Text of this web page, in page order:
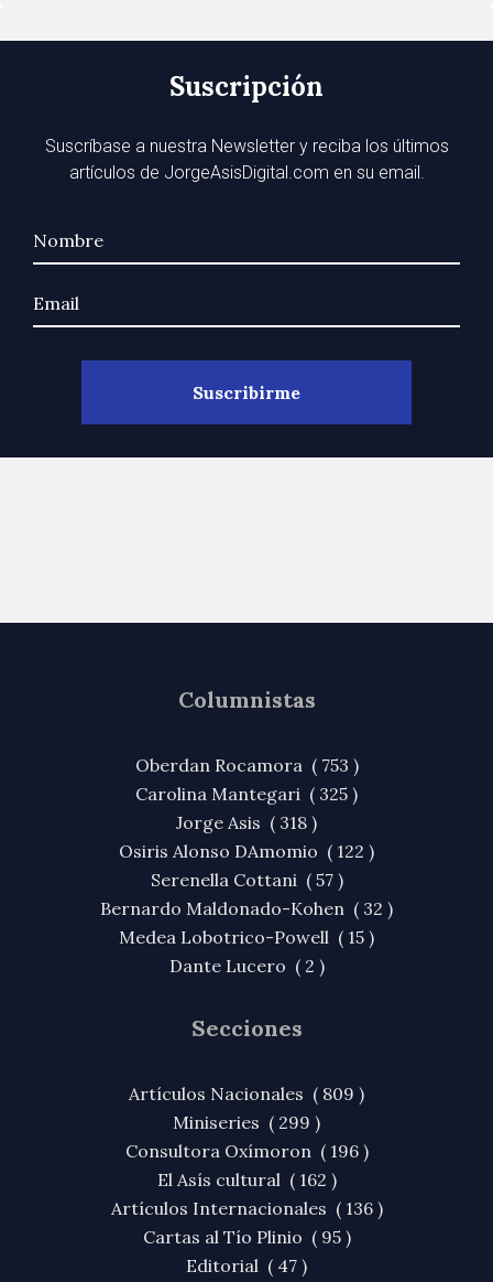
Suscripción
Suscríbase a nuestra Newsletter y reciba los últimos
artículos de JorgeAsisDigital.com en su email.
Columnistas
Oberdan Rocamora ( 753 )
Carolina Mantegari ( 325 )
Jorge Asis ( 318 )
Osiris Alonso DAmomio ( 122 )
Serenella Cottani ( 57 )
Bernardo Maldonado-Kohen ( 32 )
Medea Lobotrico-Powell ( 15 )
Dante Lucero ( 2 )
Secciones
Artículos Nacionales ( 809 )
Miniseries ( 299 )
Consultora Oxímoron ( 196 )
El Asís cultural ( 162 )
Artículos Internacionales ( 136 )
Cartas al Tío Plinio ( 95 )
Editorial ( 47 )